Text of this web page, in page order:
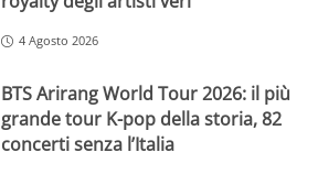
4 Agosto 2026
BTS Arirang World Tour 2026: il più
grande tour K-pop della storia, 82
concerti senza l’Italia